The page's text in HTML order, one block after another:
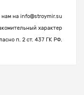
нам на info@stroymir.su
характер
п. 2 ст. 437 ГК РФ.